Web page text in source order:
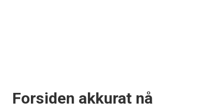
Forsiden akkurat nå